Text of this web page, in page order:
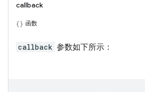
callback
函数
callback 参数如下所示：